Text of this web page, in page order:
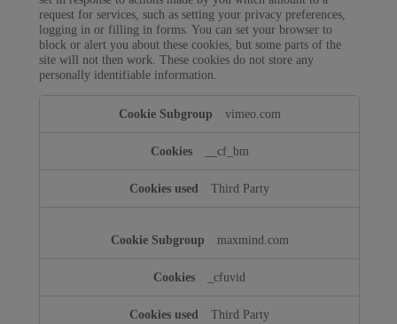
request for services, such as setting your privacy preferences,
logging in or filling in forms. You can set your browser to
block or alert you about these cookies, but some parts of the
site will not then work. These cookies do not store any
personally identifiable information.
vimeo.com
__cf_bm
Third Party
maxmind.com
_cfuvid
Third Party